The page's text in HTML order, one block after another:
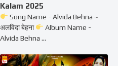
Kalam 2025
Song Name - Alvida Behna ~
अलविदा बेहना
Album Name -
Alvida Behna ...